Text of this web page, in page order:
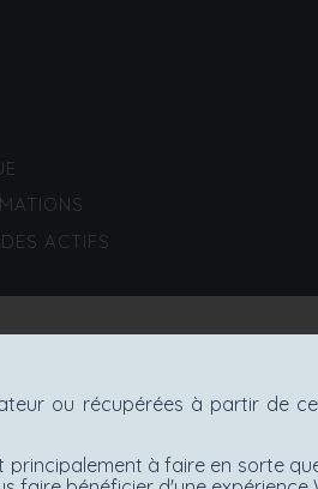
ACTIFS
ou récupérées à partir de
à faire en sorte